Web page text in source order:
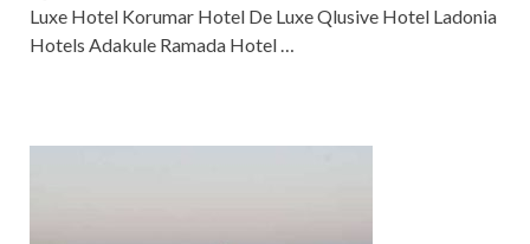
Luxe Hotel Korumar Hotel De Luxe Qlusive Hotel Ladonia
Hotels Adakule Ramada Hotel …